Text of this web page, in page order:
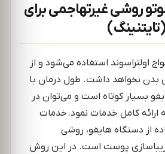
روشی غیرتهاجمی برای
اولتراسوند استفاده می‌شود و از
بدن نخواهد داشت. طول درمان با
بسیار کوتاه است و می‌توان در
کامل خدمات نمود. خدمات
از دستگاه هایفو، روشی
زیباسازی پوست است. در این روش